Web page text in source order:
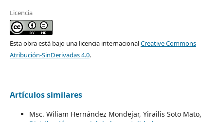
Licencia
Esta obra está bajo una licencia internacionalCreative Commons
Atribución-SinDerivadas 4.0.
Artículos similares
Msc. Wiliam Hernández Mondejar, Yirailis Soto Mato,